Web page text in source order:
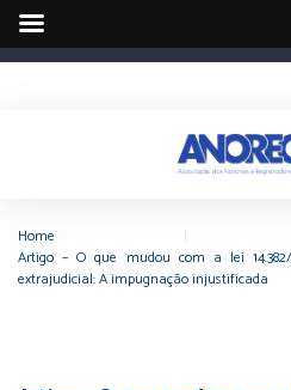
Home
Artigo – O que mudou com a lei
extrajudicial: A impugnação injustificada